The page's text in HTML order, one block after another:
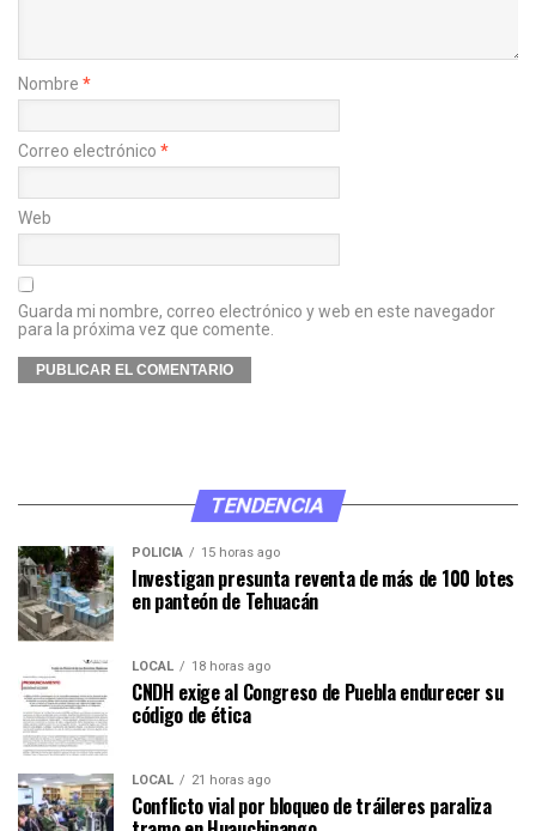
Nombre *
Correo electrónico *
Web
Guarda mi nombre, correo electrónico y web en este navegador
para la próxima vez que comente.
TENDENCIA
POLICÍA 15 horas ago
Investigan presunta reventa de más de 100 lotes
en panteón de Tehuacán
LOCAL 18 horas ago
CNDH exige al Congreso de Puebla endurecer su
código de ética
LOCAL 21 horas ago
Conflicto vial por bloqueo de tráileres paraliza